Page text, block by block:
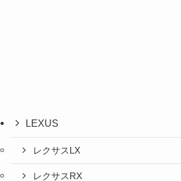
LEXUS
レクサスLX
レクサスRX